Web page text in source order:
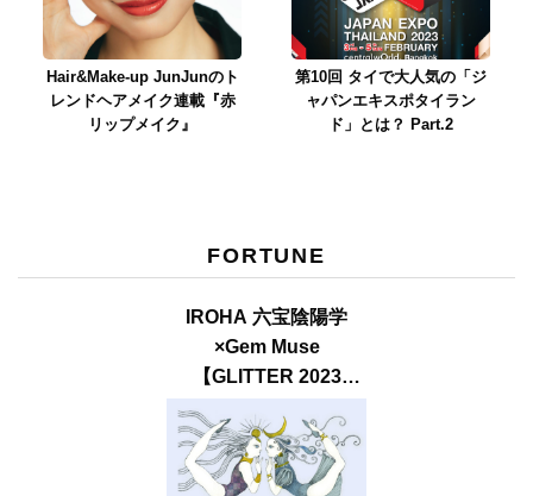
Hair&Make-up JunJunのト
レンドヘアメイク連載『赤
リップメイク』
第10回 タイで大人気の「ジ
ャパンエキスポタイラン
ド」とは？ Part.2
FORTUNE
IROHA 六宝陰陽学
×Gem Muse
【GLITTER 2023
SUMMER issue】